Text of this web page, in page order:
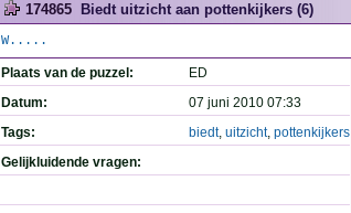
174865 Biedt uitzicht aan pottenkijkers (6)
W.....
Plaats van de puzzel:
ED
Datum:
07 juni 2010 07:33
Tags:
biedt, uitzicht, pottenkijkers
Gelijkluidende vragen: